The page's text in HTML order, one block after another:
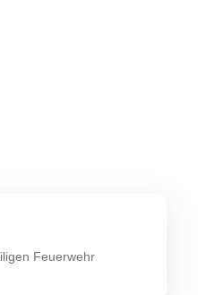
Feuerwehr